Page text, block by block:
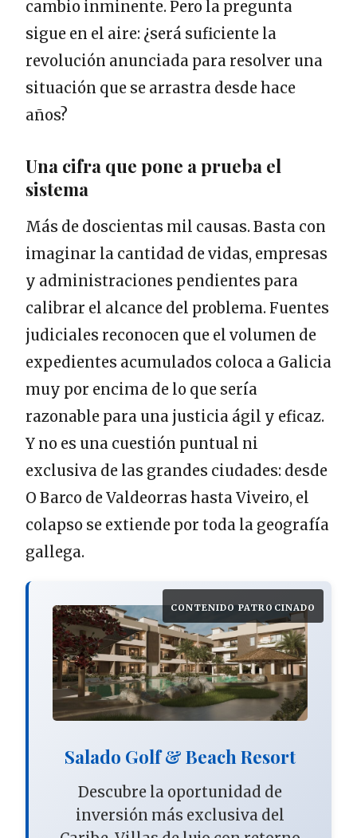
cambio inminente. Pero la pregunta
sigue en el aire: ¿será suficiente la
revolución anunciada para resolver una
situación que se arrastra desde hace
años?
Una cifra que pone a prueba el
sistema
Más de doscientas mil causas. Basta con
imaginar la cantidad de vidas, empresas
y administraciones pendientes para
calibrar el alcance del problema. Fuentes
judiciales reconocen que el volumen de
expedientes acumulados coloca a Galicia
muy por encima de lo que sería
razonable para una justicia ágil y eficaz.
Y no es una cuestión puntual ni
exclusiva de las grandes ciudades: desde
O Barco de Valdeorras hasta Viveiro, el
colapso se extiende por toda la geografía
gallega.
CONTENIDO PATROCINADO
Salado Golf & Beach Resort
Descubre la oportunidad de
inversión más exclusiva del